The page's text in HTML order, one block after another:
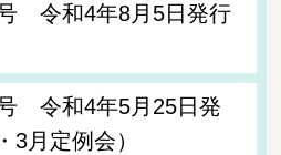
令和4年8月5日発行
令和4年5月25日発
3月定例会）